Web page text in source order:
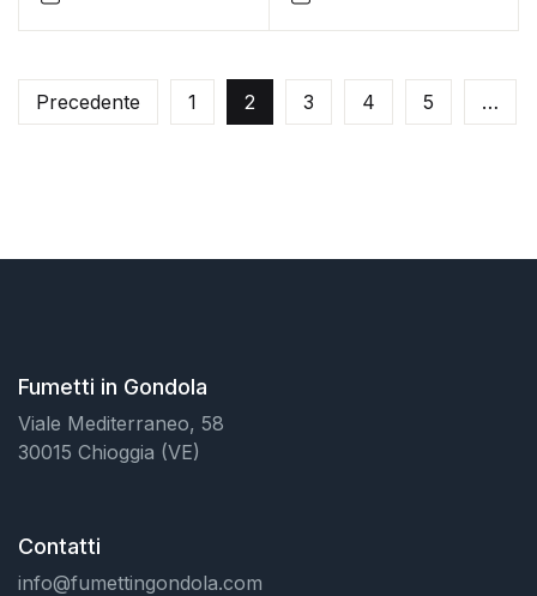
Precedente 1 2 3 4 5 …
Fumetti in Gondola
Viale Mediterraneo, 58
30015 Chioggia (VE)
Contatti
info@fumettingondola.com